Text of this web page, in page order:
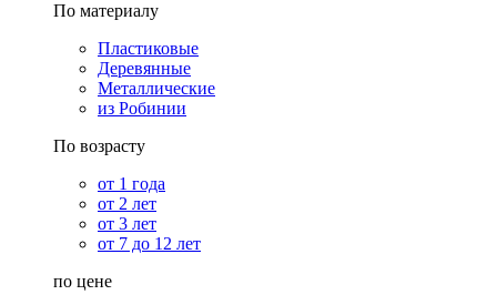
По материалу
Пластиковые
Деревянные
Металлические
из Робинии
По возрасту
от 1 года
от 2 лет
от 3 лет
от 7 до 12 лет
по цене